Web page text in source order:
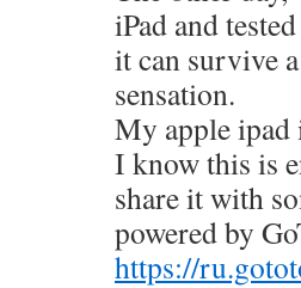
iPad and
it can survive
sensation.
My apple ipad
I know this is
share it with
powered by
https://